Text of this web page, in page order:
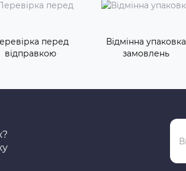
перед
відправкою
Відмінна упаковка
замовлень